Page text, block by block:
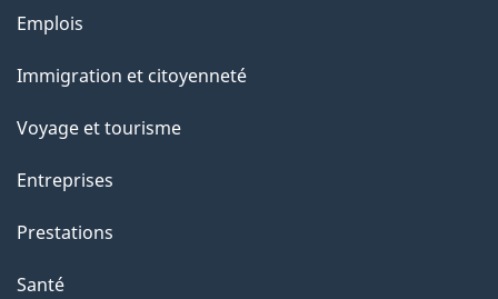
l
a
p
a
g
e
Thèmes
sujets
Emplois
Immigration et citoyenneté
Voyage et tourisme
Entreprises
Prestations
Santé